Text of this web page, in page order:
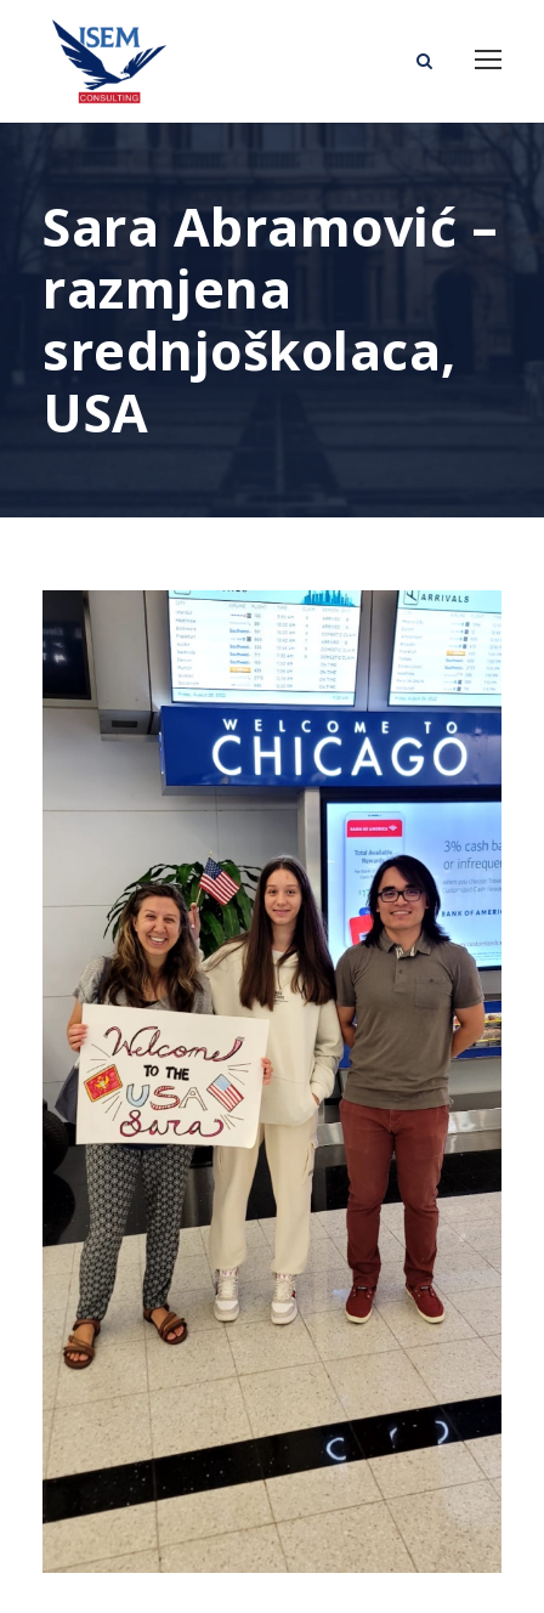
Sara Abramović –
razmjena
srednjoškolaca,
USA